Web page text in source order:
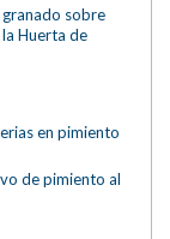
sobre
Huerta de
en pimiento
de pimiento al